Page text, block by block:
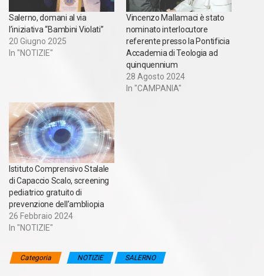
Salerno, domani al via
l’iniziativa “Bambini Violati”
20 Giugno 2025
In "NOTIZIE"
Vincenzo Mallamaci è stato
nominato interlocutore
referente presso la Pontificia
Accademia di Teologia ad
quinquennium
28 Agosto 2024
In "CAMPANIA"
Istituto Comprensivo Stalale
di Capaccio Scalo, screening
pediatrico gratuito di
prevenzione dell’ambliopia
26 Febbraio 2024
In "NOTIZIE"
Categoria NOTIZIE SALERNO